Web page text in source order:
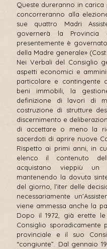
Queste dureranno in
concorreranno alla
sue quattro Madri
governerà la
presentemente è
della Madre generale» (Cost.
Nei Verbali del Consiglio
aspetti economici e
particolare e contingente
beni immobili, la
definizione di lavori di
costruzione di strutture
discernimento e
di accettare o meno la
sacerdoti di aprire nuove
Rispetto ai primi anni, in
elenco il contenuto
acquistano vieppiù
mantenendo la dovuta
del giorno, l’iter delle
necessariamente
viene ammessa anche la
Dopo il 1972, già erette
Consiglio sporadicamente
provinciale e il suo
“congiunte”. Dal gennaio